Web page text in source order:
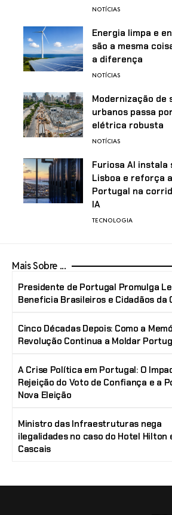
NOTÍCIAS
Energia limpa e
são a mesma
a diferença
NOTÍCIAS
Modernização de
urbanos passa
elétrica robusta
NOTÍCIAS
Furiosa AI instala
Lisboa e reforça
Portugal na
IA
TECNOLOGIA
Mais Sobre ...
Presidente de Portugal Promulga
Beneficia Brasileiros e Cidadãos da
Cinco Décadas Depois: Como a
Revolução Continua a Moldar
A Crise Política em Portugal: O
Rejeição do Voto de Confiança e a
Nova Eleição
Ministro das Infraestruturas nega
ilegalidades no caso do Hotel Hilton
Cascais